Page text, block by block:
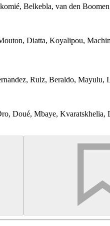
Belkebla, van den
Diatta, Koyalipou,
Ruiz, Beraldo, Mayulu,
Doué, Mbaye, Kvaratskhelia,